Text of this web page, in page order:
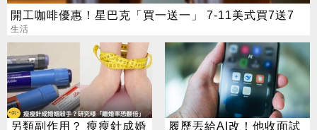
開工咖啡優惠！星巴克「買一送一」 7-11美式買7送7
生活
另類副作用？ 瘦瘦針成婚
履歷丟給AI改！他收面試